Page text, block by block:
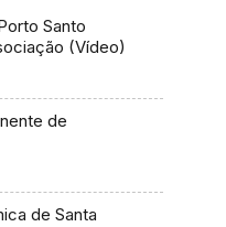
Santo
(Vídeo)
de
de Santa